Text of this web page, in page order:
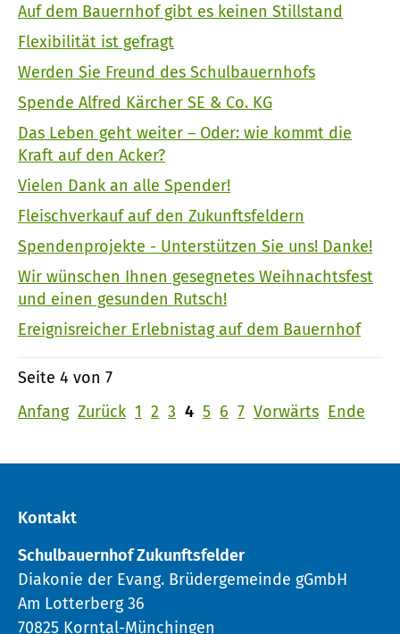
Auf dem Bauernhof gibt es keinen Stillstand
Flexibilität ist gefragt
Werden Sie Freund des Schulbauernhofs
Spende Alfred Kärcher SE & Co. KG
Das Leben geht weiter – Oder: wie kommt die
Kraft auf den Acker?
Vielen Dank an alle Spender!
Fleischverkauf auf den Zukunftsfeldern
Spendenprojekte - Unterstützen Sie uns! Danke!
Wir wünschen Ihnen gesegnetes Weihnachtsfest
und einen gesunden Rutsch!
Ereignisreicher Erlebnistag auf dem Bauernhof
Seite 4 von 7
Anfang Zurück 1 2 3 4 5 6 7 Vorwärts Ende
Kontakt
Schulbauernhof Zukunftsfelder
Diakonie der Evang. Brüdergemeinde gGmbH
Am Lotterberg 36
70825 Korntal-Münchingen